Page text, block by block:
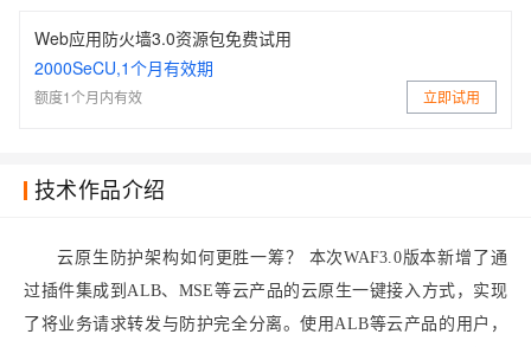
Web应用防火墙3.0资源包免费试用
2000SeCU,1个月有效期
额度1个月内有效 立即试用
技术作品介绍
云原生防护架构如何更胜一筹？ 本次WAF3.0版本新增了通
过插件集成到ALB、MSE等云产品的云原生一键接入方式，实现
了将业务请求转发与防护完全分离。使用ALB等云产品的用户，